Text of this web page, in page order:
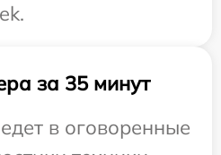
за 35 минут
в оговоренные